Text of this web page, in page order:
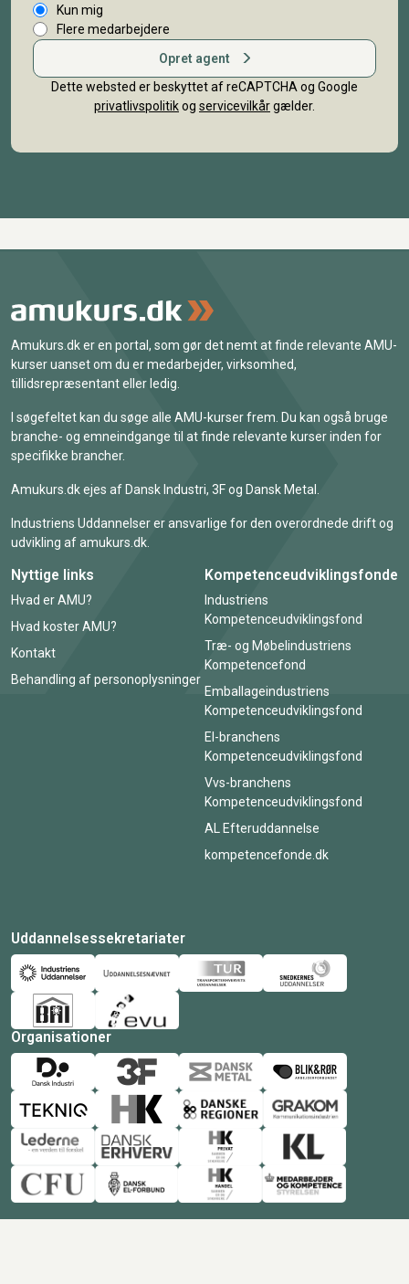
Kun mig
Flere medarbejdere
Opret agent
Dette websted er beskyttet af reCAPTCHA og Google
privatlivspolitikog servicevilkårgælder.
Amukurs.dk er en portal, som gør det nemt at finde relevante AMU-
kurser uanset om du er medarbejder, virksomhed,
tillidsrepræsentant eller ledig.
I søgefeltet kan du søge alle AMU-kurser frem. Du kan også bruge
branche- og emneindgange til at finde relevante kurser inden for
specifikke brancher.
Amukurs.dk ejes af Dansk Industri, 3F og Dansk Metal.
Industriens Uddannelser er ansvarlige for den overordnede drift og
udvikling af amukurs.dk.
Nyttige links
Hvad er AMU?
Hvad koster AMU?
Kontakt
Behandling af personoplysninger
Kompetenceudviklingsfonde
Industriens
Kompetenceudviklingsfond
Træ- og Møbelindustriens
Kompetencefond
Emballageindustriens
Kompetenceudviklingsfond
El-branchens
Kompetenceudviklingsfond
Vvs-branchens
Kompetenceudviklingsfond
AL Efteruddannelse
kompetencefonde.dk
Uddannelsessekretariater
Organisationer